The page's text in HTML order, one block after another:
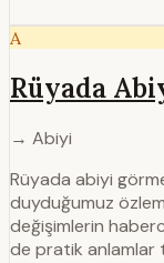
A
Rüyada
→ Abiyi
Rüyada abiyi
duyduğumuz
değişimlerin
de pratik anlamlar